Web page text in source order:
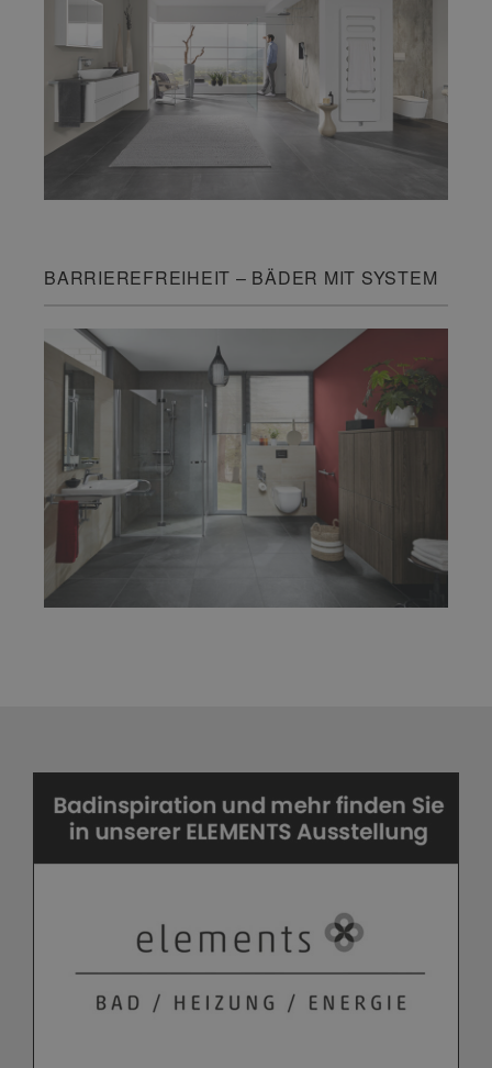
BARRIEREFREIHEIT – BÄDER MIT SYSTEM